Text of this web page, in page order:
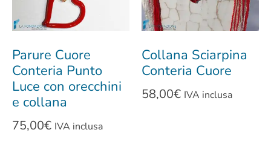
Parure Cuore
Conteria Punto
Luce con orecchini
e collana
75,00€ IVA inclusa
Collana Sciarpina
Conteria Cuore
58,00€ IVA inclusa